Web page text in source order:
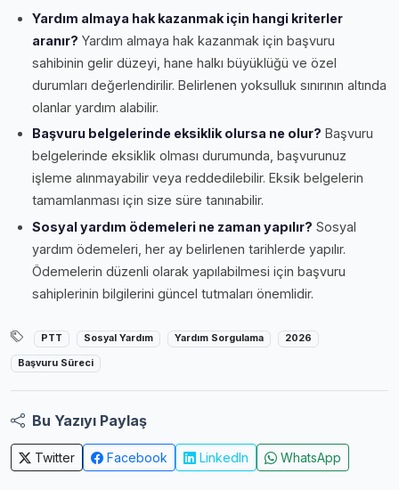
Yardım almaya hak kazanmak için hangi kriterler
aranır? Yardım almaya hak kazanmak için başvuru
sahibinin gelir düzeyi, hane halkı büyüklüğü ve özel
durumları değerlendirilir. Belirlenen yoksulluk sınırının altında
olanlar yardım alabilir.
Başvuru belgelerinde eksiklik olursa ne olur? Başvuru
belgelerinde eksiklik olması durumunda, başvurunuz
işleme alınmayabilir veya reddedilebilir. Eksik belgelerin
tamamlanması için size süre tanınabilir.
Sosyal yardım ödemeleri ne zaman yapılır? Sosyal
yardım ödemeleri, her ay belirlenen tarihlerde yapılır.
Ödemelerin düzenli olarak yapılabilmesi için başvuru
sahiplerinin bilgilerini güncel tutmaları önemlidir.
PTT Sosyal Yardım Yardım Sorgulama 2026
Başvuru Süreci
Bu Yazıyı Paylaş
Twitter Facebook LinkedIn WhatsApp